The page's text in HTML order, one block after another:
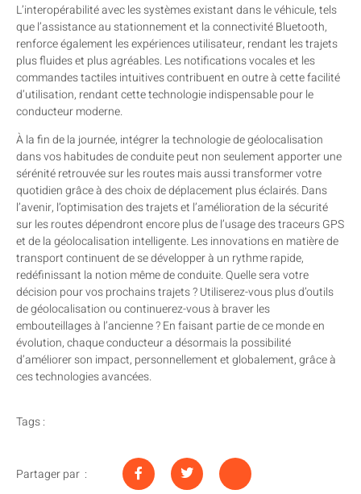
L’interopérabilité avec les systèmes existant dans le véhicule, tels
que l’assistance au stationnement et la connectivité Bluetooth,
renforce également les expériences utilisateur, rendant les trajets
plus fluides et plus agréables. Les notifications vocales et les
commandes tactiles intuitives contribuent en outre à cette facilité
d’utilisation, rendant cette technologie indispensable pour le
conducteur moderne.
À la fin de la journée, intégrer la technologie de géolocalisation
dans vos habitudes de conduite peut non seulement apporter une
sérénité retrouvée sur les routes mais aussi transformer votre
quotidien grâce à des choix de déplacement plus éclairés. Dans
l’avenir, l’optimisation des trajets et l’amélioration de la sécurité
sur les routes dépendront encore plus de l’usage des traceurs GPS
et de la géolocalisation intelligente. Les innovations en matière de
transport continuent de se développer à un rythme rapide,
redéfinissant la notion même de conduite. Quelle sera votre
décision pour vos prochains trajets ? Utiliserez-vous plus d’outils
de géolocalisation ou continuerez-vous à braver les
embouteillages à l’ancienne ? En faisant partie de ce monde en
évolution, chaque conducteur a désormais la possibilité
d’améliorer son impact, personnellement et globalement, grâce à
ces technologies avancées.
Tags :
Partager par :